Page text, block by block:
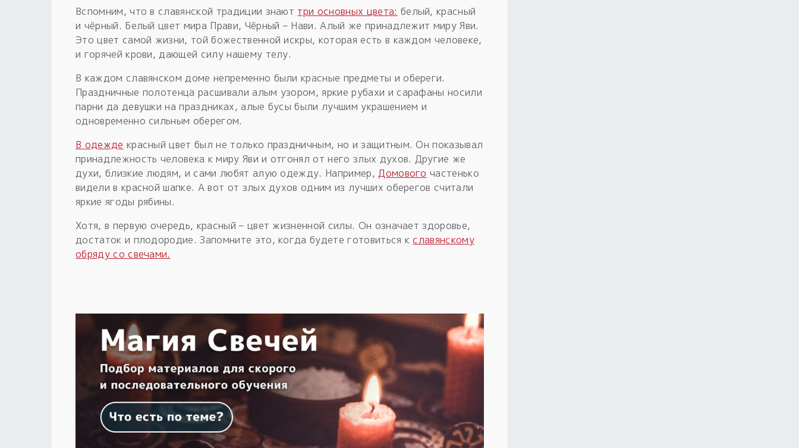
Вспомним, что в славянской традиции знают три основных цвета: белый, красный
и чёрный. Белый цвет мира Прави, Чёрный – Нави. Алый же принадлежит миру Яви.
Это цвет самой жизни, той божественной искры, которая есть в каждом человеке,
и горячей крови, дающей силу нашему телу.
В каждом славянском доме непременно были красные предметы и обереги.
Праздничные полотенца расшивали алым узором, яркие рубахи и сарафаны носили
парни да девушки на праздниках, алые бусы были лучшим украшением и
одновременно сильным оберегом.
В одежде красный цвет был не только праздничным, но и защитным. Он показывал
принадлежность человека к миру Яви и отгонял от него злых духов. Другие же
духи, близкие людям, и сами любят алую одежду. Например,Домового частенько
видели в красной шапке. А вот от злых духов одним из лучших оберегов считали
яркие ягоды рябины.
Хотя, в первую очередь, красный – цвет жизненной силы. Он означает здоровье,
достаток и плодородие. Запомните это, когда будете готовиться кславянскому
обряду со свечами.